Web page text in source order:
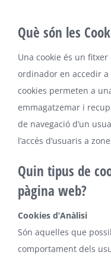
Què són les
Una cookie és un
ordinador en accedir
cookies permeten a
emmagatzemar i
de navegació d’un
l’accés d’usuaris a
Quin tipus de
pàgina web?
Cookies d’Anàlisi
Són aquelles que
comportament dels